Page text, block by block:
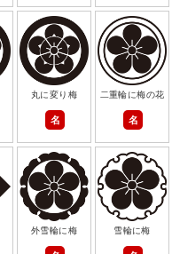
丸に変り梅
名
二重輪に梅の花
名
外雪輪に梅 雪輪に梅